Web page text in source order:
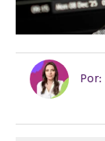
Por: